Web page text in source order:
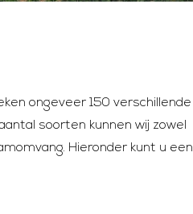
ongeveer 150 verschillende
soorten kunnen wij zowel
Hieronder kunt u een